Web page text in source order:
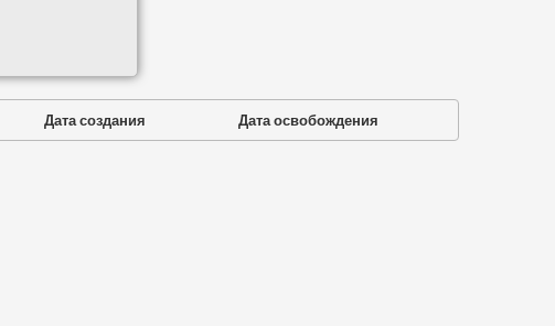
Дата создания Дата освобождения